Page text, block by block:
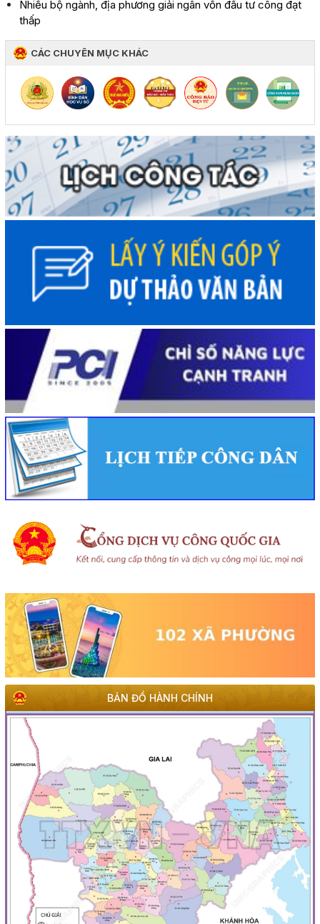
BẢN ĐỒ HÀNH CHÍNH
Nhiều bộ ngành, địa phương giải ngân vốn đầu tư công đạt
thấp
CÁC CHUYÊN MỤC KHÁC